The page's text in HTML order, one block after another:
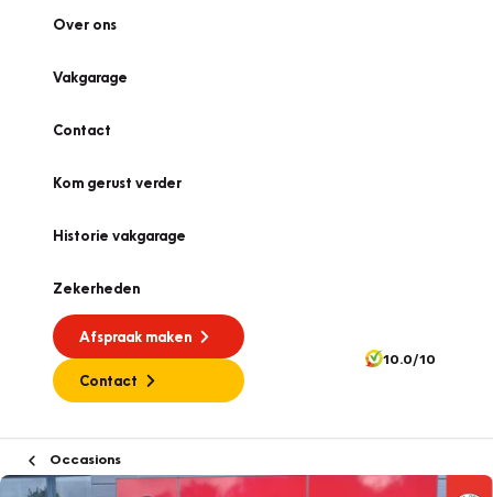
Over ons
Vakgarage
Contact
Kom gerust verder
Historie vakgarage
Zekerheden
Afspraak maken
Contact
10.0/10
Occasions